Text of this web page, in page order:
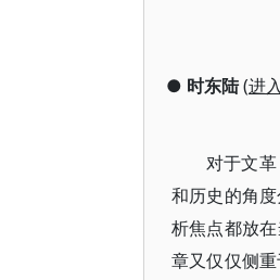
● 时东陆(进
对于文
和历史的角
析焦点都放
章又仅仅侧